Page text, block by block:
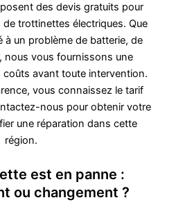
des devis gratuits pour
trottinettes électriques. Que
un problème de batterie, de
nous vous fournissons une
avant toute intervention.
vous connaissez le tarif
nous pour obtenir votre
une réparation dans cette
région.
est en panne :
ou changement ?